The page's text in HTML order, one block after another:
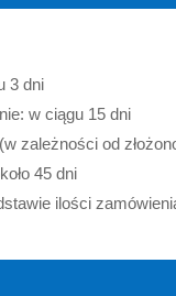
3 dni
w ciągu 15 dni
zależności od
45 dni
ilości